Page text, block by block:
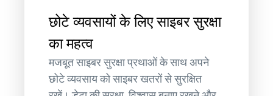
छोटे व्यवसायों के लिए साइबर सुरक्षा
का महत्व
मजबूत साइबर सुरक्षा प्रथाओं के साथ अपने
छोटे व्यवसाय को साइबर खतरों से सुरक्षित